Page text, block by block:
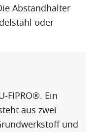
Abstandhalter
oder
FIPRO®. Ein
aus zwei
und